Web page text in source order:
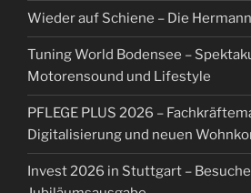
Wieder auf Schiene – Die
Tuning World Bodensee –
Motorensound und Lifestyle
PFLEGE PLUS 2026 –
Digitalisierung und neuen
Invest 2026 in Stuttgart –